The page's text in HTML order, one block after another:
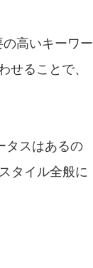
高いキーワー
せることで、
タスはあるの
タイル全般に